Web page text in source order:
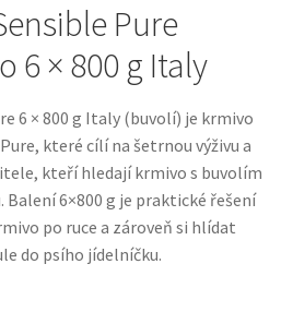
vybavení
krmivo s nordickou kvalitou
Pure
6 × 800 g Italy
6 × 800 g Italy (buvolí) je krmivo
které cílí na šetrnou výživu a
kteří hledají krmivo s buvolím
6×800 g je praktické řešení
po ruce a zároveň si hlídat
do psího jídelníčku.